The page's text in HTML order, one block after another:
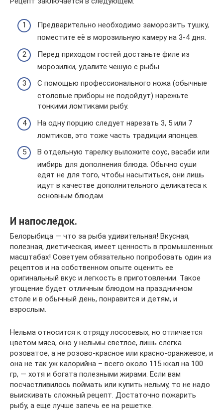
Предварительно необходимо заморозить тушку,
поместите её в морозильную камеру на 3-4 дня.
Перед приходом гостей достаньте филе из
морозилки, удалите чешую с рыбы.
С помощью профессионального ножа (обычные
столовые приборы не подойдут) нарежьте
тонкими ломтиками рыбу.
На одну порцию следует нарезать 3, 5 или 7
ломтиков, это тоже часть традиции японцев.
В отдельную тарелку выложите соус, васаби или
имбирь для дополнения блюда. Обычно суши
едят не для того, чтобы насытиться, они лишь
идут в качестве дополнительного деликатеса к
основным блюдам.
И напоследок.
Белорыбица — что за рыба удивительная! Вкусная,
полезная, диетическая, имеет ценность в промышленных
масштабах! Советуем обязательно попробовать один из
рецептов и на собственном опыте оценить ее
оригинальный вкус и легкость в приготовлении. Такое
угощение будет отличным блюдом на праздничном
столе и в обычный день, понравится и детям, и
взрослым.
Нельма относится к отряду лососевых, но отличается
цветом мяса, оно у нельмы светлое, лишь слегка
розоватое, а не розово-красное или красно-оранжевое, и
она не так уж калорийна – всего около 115 ккал на 100
гр, — хотя и богата полезными жирами. Если вам
посчастливилось поймать или купить нельму, то не надо
выискивать сложный рецепт. Достаточно пожарить
рыбу, а еще лучше запечь ее на решетке.